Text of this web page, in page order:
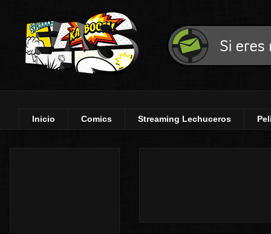
Inicio Comics Streaming Lechuceros